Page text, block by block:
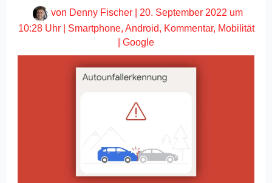
von Denny Fischer
20. September 2022 um
10:28 Uhr| Smartphone, Android, Kommentar, Mobilität
Google